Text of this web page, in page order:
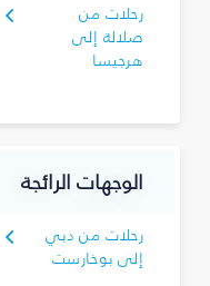
رحلات من
صلالة إلى
هرجيسا
الوجهات الرائجة
رحلات من دبي
إلى بوخارست